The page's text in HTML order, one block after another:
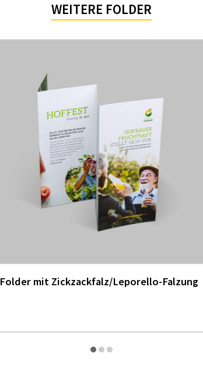
WEITERE FOLDER
Folder mit Zickzackfalz/Leporello-Falzung